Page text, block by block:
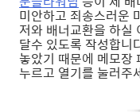
미안하고 죄송스러운
저와 배너교환을 하실
달수 있도록 작성합니
놓았기 때문에 메모장
누르고 열기를 눌러주